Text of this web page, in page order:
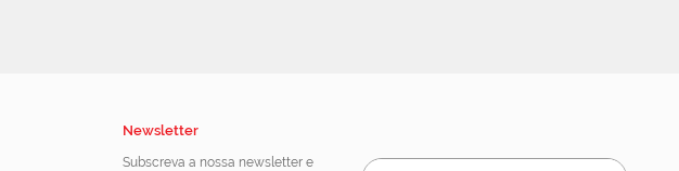
Newsletter
Subscreva a nossa newsletter e